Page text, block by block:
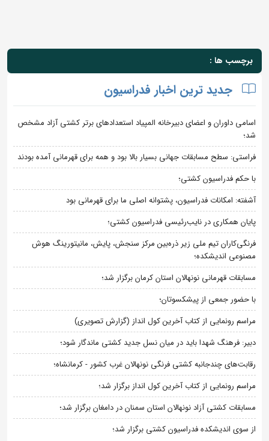
برچسب ها :
جدید ترین اخبار فدراسیون
اسامی داوران و اعضای دبیرخانه المپیاد استعدادهای برتر کشتی آزاد مشخص
شد؛
فراستی: سطح مسابقات جهانی بسیار بالا بود و همه برای قهرمانی آمده بودند
با حکم فدراسیون کشتی؛
آشفته: امکانات فدراسیون، پشتوانه اصلی ما برای قهرمانی بود
پایان همکاری در نایب‌رئیسی فدراسیون کشتی؛
فرنگی‌کاران تیم ملی زیر ذره‌بین مرکز سنجش، پایش، مانیتورینگ هوش
مصنوعی اندیشکده؛
مسابقات قهرمانی نونهالان استان کرمان برگزار شد؛
با حضور جمعی از پیشکسوتان؛
مراسم رونمایی از کتاب آخرین کول انداز (گزارش تصویری)
دبیر: فرهنگ شهدا باید در میان نسل جدید کشتی ماندگار شود؛
رقابت‌های چندجانبه کشتی فرنگی نونهالان غرب کشور - کرمانشاه؛
مراسم رونمایی از کتاب آخرین کول انداز برگزار شد؛
مسابقات کشتی آزاد نونهالان استان سمنان در دامغان برگزار شد؛
از سوی اندیشکده فدراسیون کشتی برگزار شد؛